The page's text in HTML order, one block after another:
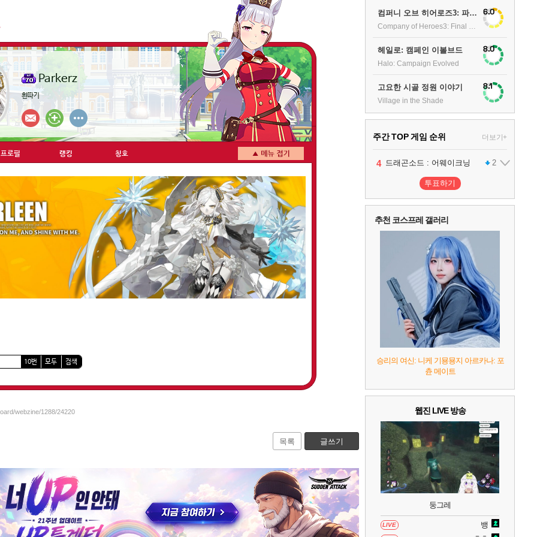
Parkerz
흰따기
프로필 랭킹 칭호
10번 모두 검색
webzine/1288/24220
목록 글쓰기
컴퍼니 오브 히어로즈3: 파이널 스탠드 6.0
헤일로: 캠페인 이볼브드
Halo: Campaign Evolved
8.0
고요한 시골 정원 이야기
Village in the Shade
8.1
주간 TOP 게임 순위 더보기+
1 팰월드
2 1
3 프로야구스피리츠2026 2
4 드래곤소드 : 어웨이크닝 2
5 블라인드 삼국 1
6 그랑블루 판타지 리링크 - 엔드리스 라그나로크 1
리듬 천국 미라클 스타즈
헤일로: 캠페인 이볼브드
캡틴 츠바사 2 월드 파이터즈
레고 배트맨: 레거시 오브 더 다크 나이트
투표하기
추천 코스프레 갤러리
승리의 여신: 니케 기묭묭지 아르카나: 포
츈 메이트
웹진 LIVE 방송
둥그레
LIVE 뱅